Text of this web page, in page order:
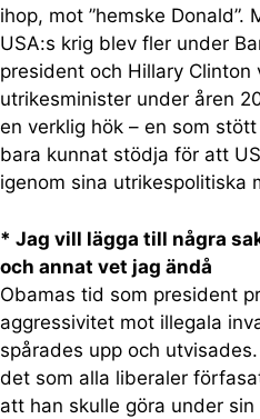
ihop, mot ”hemske
USA:s krig blev fler under
president och Hillary Clinton
utrikesminister under åren
en verklig hök – en som
bara kunnat stödja för att
igenom sina utrikespolitiska
* Jag vill lägga till några
och annat vet jag ändå
Obamas tid som president
aggressivitet mot illegala
spårades upp och
det som alla liberaler
att han skulle göra under